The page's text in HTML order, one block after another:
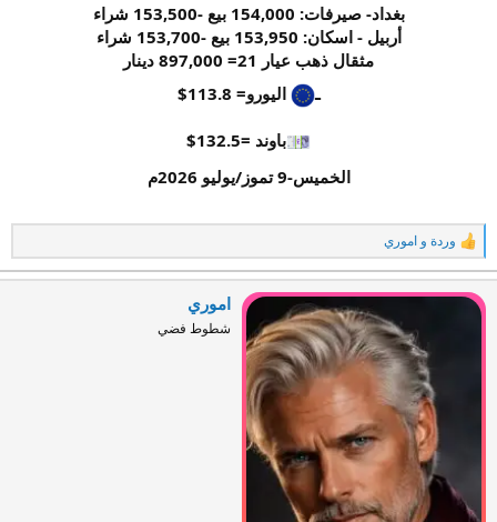
بغداد- صيرفات: 154,000 بيع -153,500 شراء
أربيل - اسكان: 153,950 بيع -153,700 شراء
مثقال ذهب عيار 21= 897,000 دينار
ـ
اليورو= 113.8$
باوند =132.5$
الخميس-9 تموز/يوليو 2026م
ا
ل
ت
ف
وردة و اموري
اموري
شطوط فضي